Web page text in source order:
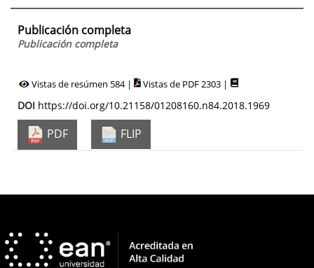
Publicación completa
Publicación completa
Vistas de resúmen 584 | Vistas de PDF 2303 |
DOI https://doi.org/10.21158/01208160.n84.2018.1969
PDF FLIP